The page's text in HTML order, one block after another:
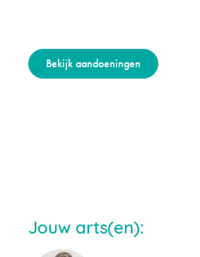
Bekijk aandoeningen
Jouw arts(en):